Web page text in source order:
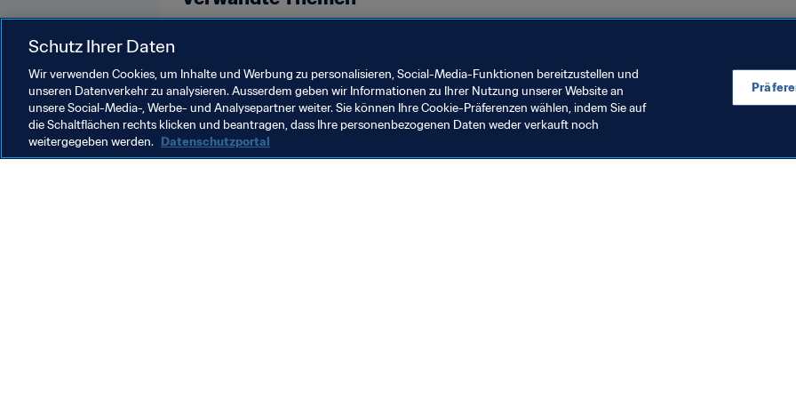
Schutz Ihrer Daten
Wir verwenden Cookies, um Inhalte und Werbung zu personalisieren, Social-Media-Funktionen bereitzustellen und
unseren Datenverkehr zu analysieren. Ausserdem geben wir Informationen zu Ihrer Nutzung unserer Website an
unsere Social-Media-, Werbe- und Analysepartner weiter. Sie können Ihre Cookie-Präferenzen wählen, indem Sie auf
die Schaltflächen rechts klicken und beantragen, dass Ihre personenbezogenen Daten weder verkauft noch
weitergegeben werden. Datenschutzportal